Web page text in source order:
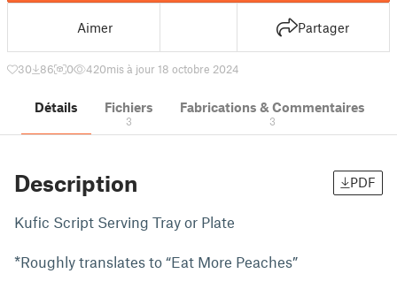
Aimer Partager
30 86 0 420mis à jour 18 octobre 2024
Détails Fichiers
3
Fabrications & Commentaires
3
Description PDF
Kufic Script Serving Tray or Plate
*Roughly translates to “Eat More Peaches”